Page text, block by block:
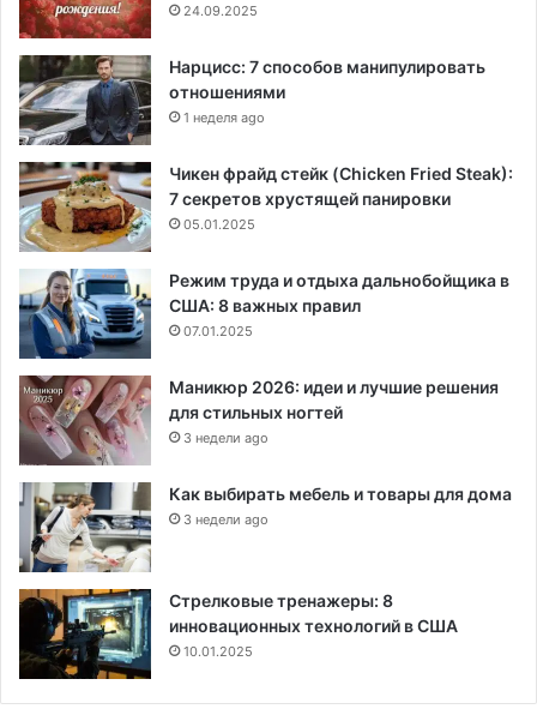
24.09.2025
Нарцисс: 7 способов манипулировать
отношениями
1 неделя ago
Чикен фрайд стейк (Chicken Fried Steak):
7 секретов хрустящей панировки
05.01.2025
Режим труда и отдыха дальнобойщика в
США: 8 важных правил
07.01.2025
Маникюр 2026: идеи и лучшие решения
для стильных ногтей
3 недели ago
Как выбирать мебель и товары для дома
3 недели ago
Стрелковые тренажеры: 8
инновационных технологий в США
10.01.2025